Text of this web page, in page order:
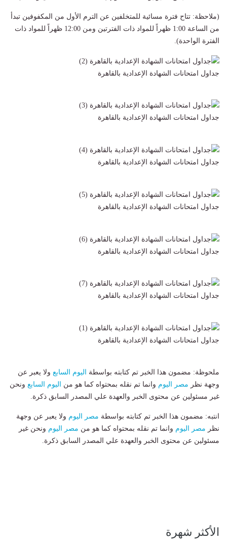
(ملاحظة: تتاح فترة مسائية للمتخلفين عن الترم الأول من المكفوفين تبدأ
من الساعة 1:00 ظهراً للمواد ذات الفترتين ومن 12:00 ظهراً للمواد ذات
الفترة الواحدة).
جداول امتحانات الشهادة الإعدادية بالقاهرة
جداول امتحانات الشهادة الإعدادية بالقاهرة
جداول امتحانات الشهادة الإعدادية بالقاهرة
جداول امتحانات الشهادة الإعدادية بالقاهرة
جداول امتحانات الشهادة الإعدادية بالقاهرة
جداول امتحانات الشهادة الإعدادية بالقاهرة
جداول امتحانات الشهادة الإعدادية بالقاهرة
ملحوظة: مضمون هذا الخبر تم كتابته بواسطة اليوم السابع ولا يعبر عن
وجهة نظر مصر اليوم وانما تم نقله بمحتواه كما هو من اليوم السابع ونحن
غير مسئولين عن محتوى الخبر والعهدة علي المصدر السابق ذكرة.
انتبه: مضمون هذا الخبر تم كتابته بواسطة مصر اليوم ولا يعبر عن وجهة
نظر مصر اليوم وانما تم نقله بمحتواه كما هو من مصر اليوم ونحن غير
مسئولين عن محتوى الخبر والعهدة علي المصدر السابق ذكرة.
الأكثر شهرة